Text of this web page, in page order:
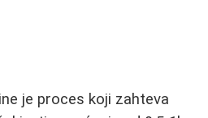
je proces koji zahteva